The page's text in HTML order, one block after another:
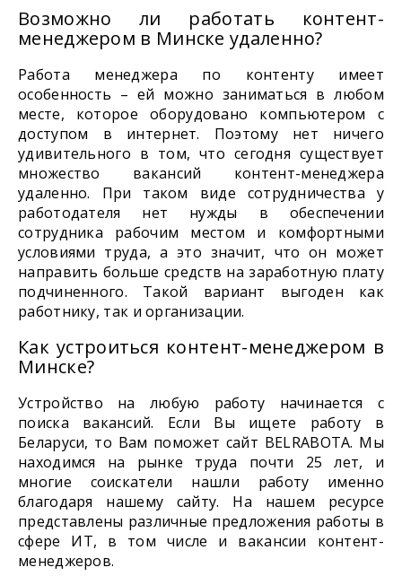
Возможно ли работать контент-
менеджером в Минске удаленно?
Работа менеджера по контенту имеет
особенность – ей можно заниматься в любом
месте, которое оборудовано компьютером с
доступом в интернет. Поэтому нет ничего
удивительного в том, что сегодня существует
множество вакансий контент-менеджера
удаленно. При таком виде сотрудничества у
работодателя нет нужды в обеспечении
сотрудника рабочим местом и комфортными
условиями труда, а это значит, что он может
направить больше средств на заработную плату
подчиненного. Такой вариант выгоден как
работнику, так и организации.
Как устроиться контент-менеджером в
Минске?
Устройство на любую работу начинается с
поиска вакансий. Если Вы ищете работу в
Беларуси, то Вам поможет сайт BELRABOTA. Мы
находимся на рынке труда почти 25 лет, и
многие соискатели нашли работу именно
благодаря нашему сайту. На нашем ресурсе
представлены различные предложения работы в
сфере ИТ, в том числе и вакансии контент-
менеджеров.